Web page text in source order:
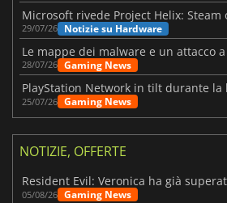
Microsoft rivede Project Helix: Steam
29/07/26 Notizie su Hardware
28/07/26 Gaming News
25/07/26 Gaming News
NOTIZIE, OFFERTE
05/08/26 Gaming News